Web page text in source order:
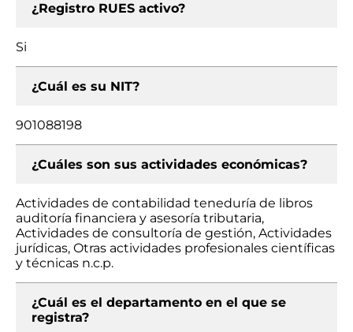
¿Registro RUES activo?
Si
¿Cuál es su NIT?
901088198
¿Cuáles son sus actividades económicas?
Actividades de contabilidad teneduría de libros
auditoría financiera y asesoría tributaria,
Actividades de consultoría de gestión, Actividades
jurídicas, Otras actividades profesionales científicas
y técnicas n.c.p.
¿Cuál es el departamento en el que se
registra?